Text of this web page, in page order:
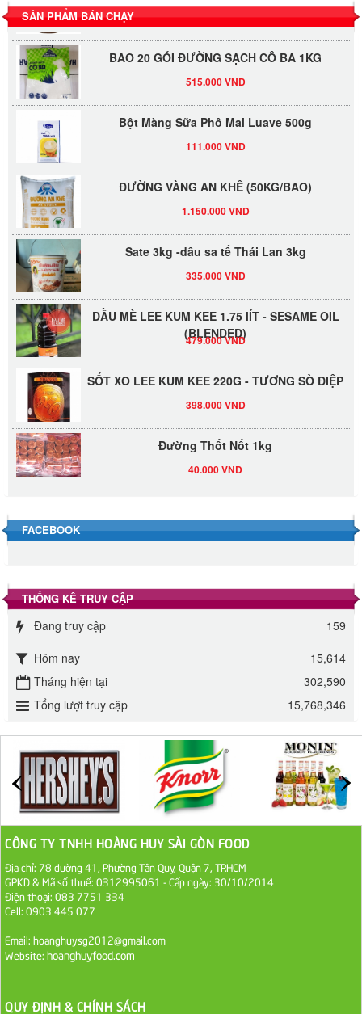
SẢN PHẨM BÁN CHẠY 47.000 VND
BAO 20 GÓI ĐƯỜNG SẠCH CÔ BA 1KG
ĐƯỜNG VÀNG AN KHÊ (50KG/BAO)
Sate 3kg -dầu sa tế Thái Lan 3kg
DẦU MÈ LEE KUM KEE 1.75 lÍT - SESAME OIL
(BLENDED)
479.000 VND
SỐT XO LEE KUM KEE 220G - TƯƠNG SÒ ĐIỆP
Đường Thốt Nốt 1kg
295.000 VND
Đường mía thiên nhiên Biên Hòa gói 1kg
Đường cát trắng An Khê bao 50kg
1.100.000 VND
Sa Tế Tôm Cholimex PET Hũ 450g
36.000 VND
Ớt Sa Tế Cholimex Hũ Thuỷ Tinh 150g
FACEBOOK
THỐNG KÊ TRUY CẬP
Đang truy cập
159
Hôm nay
15,614
Tháng hiện tại
302,590
Tổng lượt truy cập
15,768,346
CÔNG TY TNHH HOÀNG HUY SÀI GÒN FOOD
Địa chỉ: 78 đường 41, Phường Tân Quy, Quận 7, TP.HCM
GPKD & Mã số thuế: 0312995061 - Cấp ngày: 30/10/2014
Điện thoại: 083 7751 334
Cell: 0903 445 077
Email: hoanghuysg2012@gmail.com
Website: hoanghuyfood.com
QUY ĐỊNH & CHÍNH SÁCH